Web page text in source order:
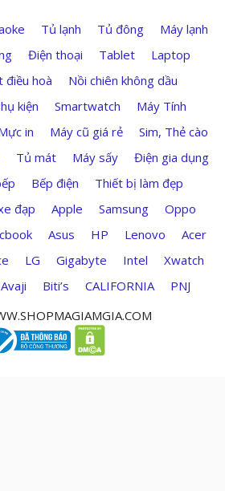
Tủ lạnh Tủ đông
Máy lạnh
Điện thoại Tablet
Laptop
điều hoà
Nồi chiên không dầu
kiện Smartwatch
Máy Tính
in Máy cũ giá rẻ
Sim, Thẻ cào
Tủ mát Máy sấy
Điện gia dụng
Bếp điện
Thiết bị làm đẹp
đạp Apple Samsung
Oppo
Asus HP Lenovo
Acer
LG Gigabyte Intel
Xwatch
Avaji Biti’s CALIFORNIA
PNJ